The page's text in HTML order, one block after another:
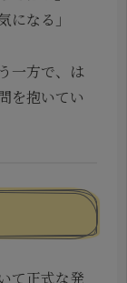
になる」
一方で、は
を抱いてい
て正式な発